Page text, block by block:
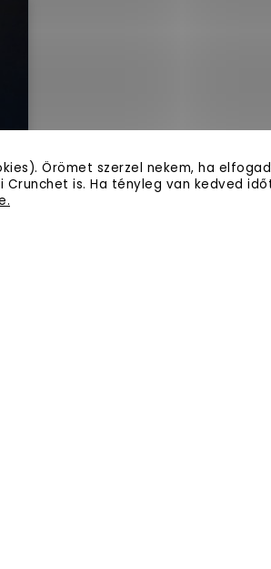
Örömet szerzel nekem, ha
Crunchet is. Ha tényleg van kedved